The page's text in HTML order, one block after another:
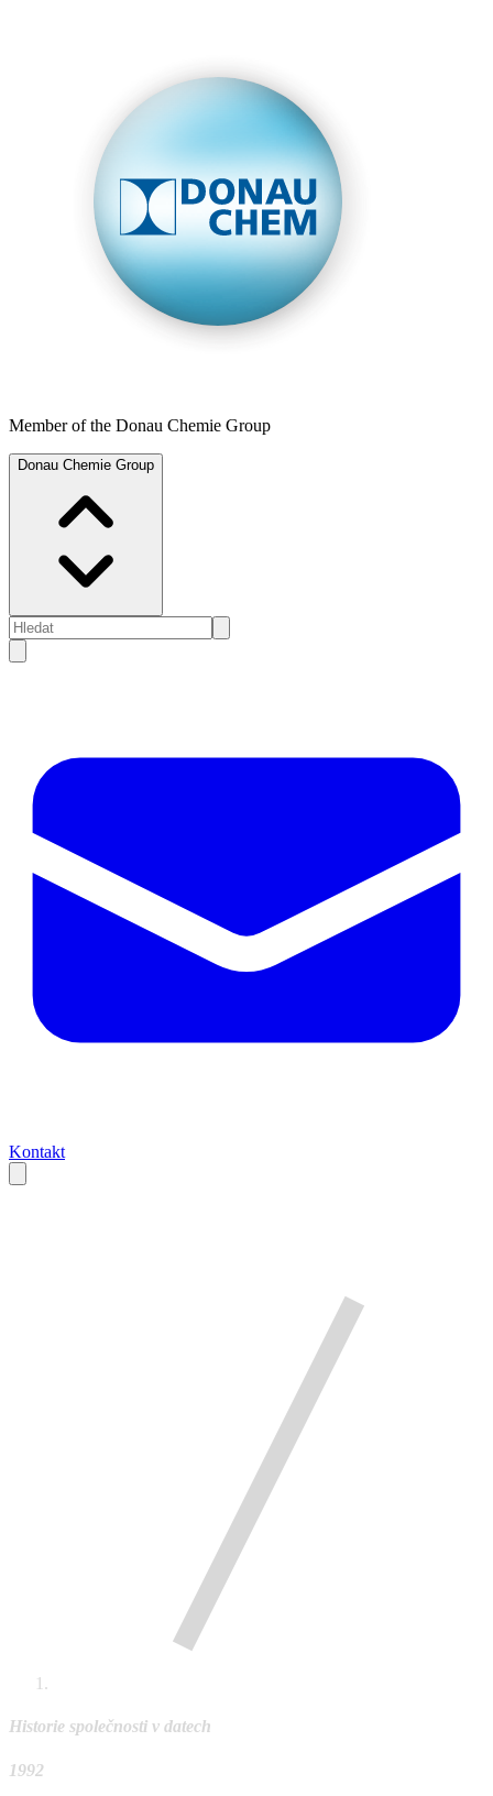
Member of the Donau Chemie Group
Donau Chemie Group
Kontakt
Historie společnosti v datech
1992